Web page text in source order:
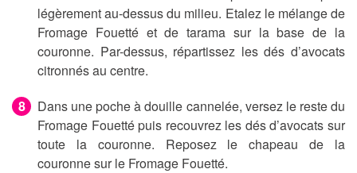
légèrement au-dessus du milieu. Etalez le mélange de
Fromage Fouetté et de tarama sur la base de la
couronne. Par-dessus, répartissez les dés d’avocats
citronnés au centre.
Dans une poche à douille cannelée, versez le reste du
Fromage Fouetté puis recouvrez les dés d’avocats sur
toute la couronne. Reposez le chapeau de la
couronne sur le Fromage Fouetté.